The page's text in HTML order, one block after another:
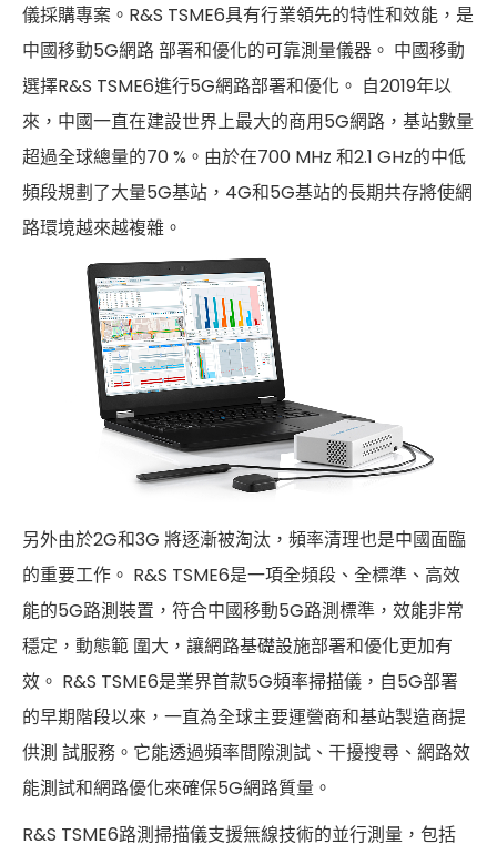
儀採購專案。R&S TSME6具有行業領先的特性和效能，是
中國移動5G網路 部署和優化的可靠測量儀器。 中國移動
選擇R&S TSME6進行5G網路部署和優化。 自2019年以
來，中國一直在建設世界上最大的商用5G網路，基站數量
超過全球總量的70 %。由於在700 MHz 和2.1 GHz的中低
頻段規劃了大量5G基站，4G和5G基站的長期共存將使網
路環境越來越複雜。
另外由於2G和3G 將逐漸被淘汰，頻率清理也是中國面臨
的重要工作。 R&S TSME6是一項全頻段、全標準、高效
能的5G路測裝置，符合中國移動5G路測標準，效能非常
穩定，動態範 圍大，讓網路基礎設施部署和優化更加有
效。 R&S TSME6是業界首款5G頻率掃描儀，自5G部署
的早期階段以來，一直為全球主要運營商和基站製造商提
供測 試服務。它能透過頻率間隙測試、干擾搜尋、網路效
能測試和網路優化來確保5G網路質量。
R&S TSME6路測掃描儀支援無線技術的並行測量，包括